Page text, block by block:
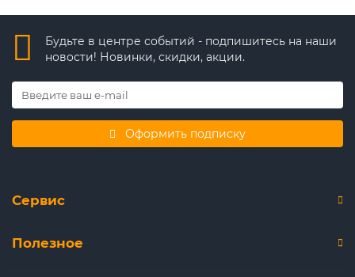
Будьте в центре событий - подпишитесь на наши
новости! Новинки, скидки, акции.
Оформить подписку
Сервис
Полезное